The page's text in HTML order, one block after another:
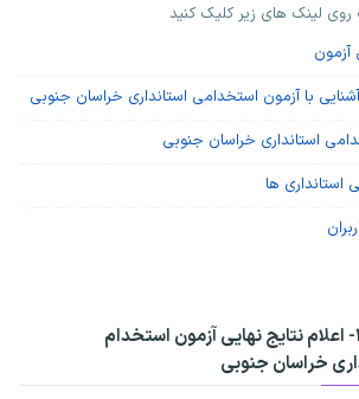
لینک های زیر کلیک کنید
آزمون
با آزمون استخدامی استانداری خراسان جنوبی
استانداری خراسان جنوبی
ها
اعلام نتایج نهایی آزمون استخدام
خراسان جنوبی